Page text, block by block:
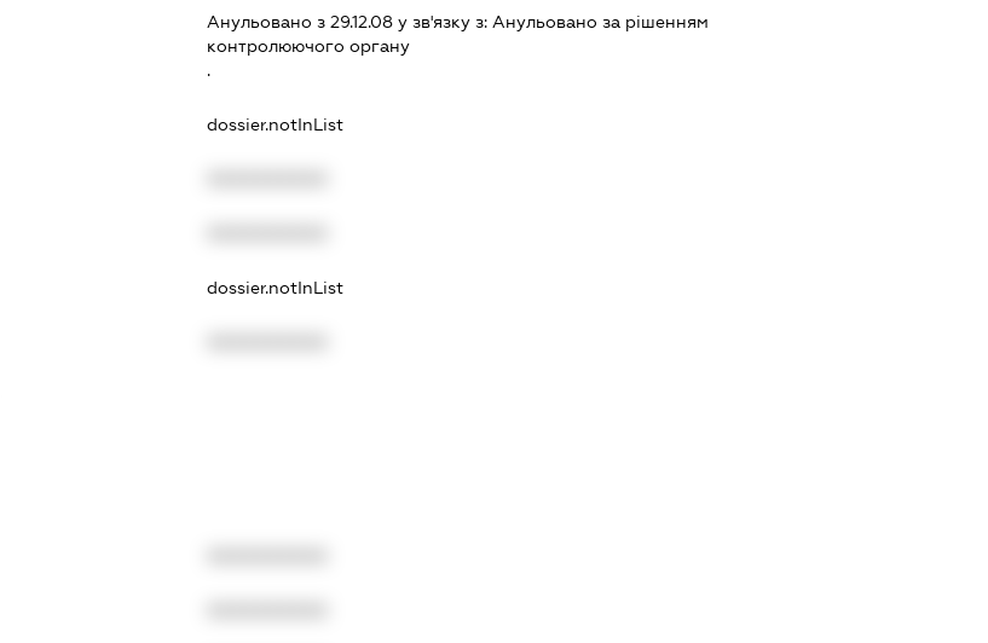
Анульовано з 29.12.08 у зв'язку з:Анульовано за рiшенням
контролюючого органу
.
dossier.notInList
dossier.notInList